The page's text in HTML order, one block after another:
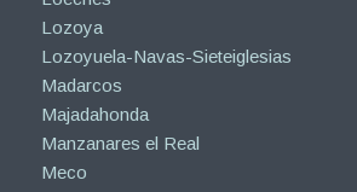
Lozoya
Lozoyuela-Navas-Sieteiglesias
Madarcos
Majadahonda
Manzanares el Real
Meco